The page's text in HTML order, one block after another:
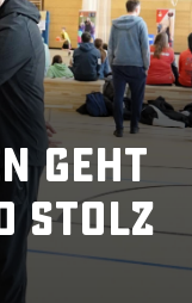
geht
stolz